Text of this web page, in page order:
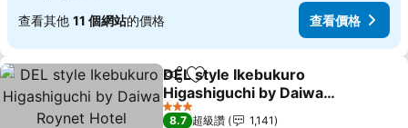
查看其他 11 個網站的價格 查看價格
分享 加入我的最愛
DEL style Ikebukuro
Higashiguchi by Daiwa
Roynet Hotel
查看價格
3 星級
8.7 超級讚
1,141